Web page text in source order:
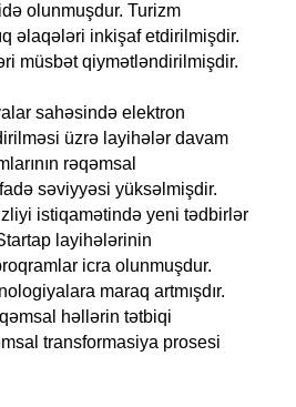
olunmuşdur. Turizm
əlaqələri inkişaf etdirilmişdir.
müsbət qiymətləndirilmişdir.
sahəsində elektron
üzrə layihələr davam
rəqəmsal
səviyyəsi yüksəlmişdir.
istiqamətində yeni tədbirlər
layihələrinin
icra olunmuşdur.
maraq artmışdır.
həllərin tətbiqi
transformasiya prosesi